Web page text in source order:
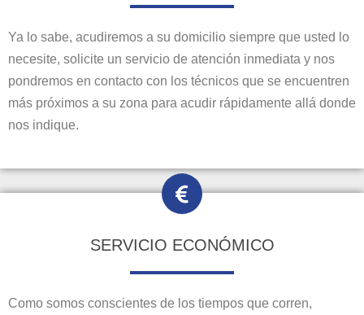
Ya lo sabe, acudiremos a su domicilio siempre que usted lo
necesite, solicite un servicio de atención inmediata y nos
pondremos en contacto con los técnicos que se encuentren
más próximos a su zona para acudir rápidamente allá donde
nos indique.
SERVICIO ECONÓMICO
Como somos conscientes de los tiempos que corren,